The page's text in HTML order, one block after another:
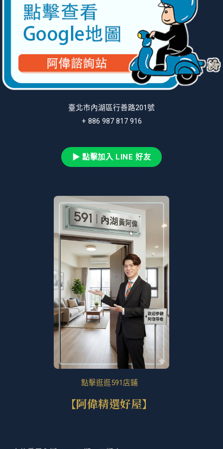
臺北市內湖區行善路201號
+ 886 987 817 916
▶ 點擊加入 LINE 好友
點擊逛逛591店鋪
【阿偉精選好屋】